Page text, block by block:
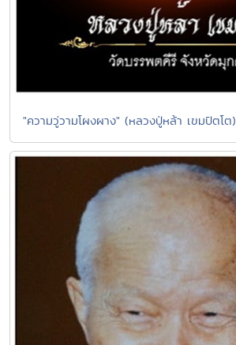
"ความวู่วามโผงผาง" (หลวงปู่หล้า เขมปัตโต)